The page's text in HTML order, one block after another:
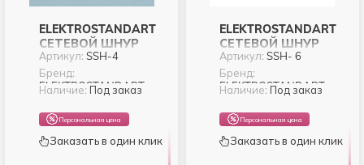
ELEKTROSTANDART
СЕТЕВОЙ ШНУР
ДЛЯ ЛЕНТЫ
PREMIUM LS 011 220V
2835 180LED (SSH-4)
Артикул: SSH-4
Бренд:
ELEKTROSTANDART
Наличие: Под заказ
Персональная цена
Заказать в один клик
ELEKTROSTANDART
СЕТЕВОЙ ШНУР
ДЛЯ НЕОНА 220V
2835 КРУГЛОГО
16ММ (SSH- 6)
Артикул:SSH- 6
Бренд:
ELEKTROSTANDART
Наличие: Под заказ
Персональная цена
Заказать в один клик